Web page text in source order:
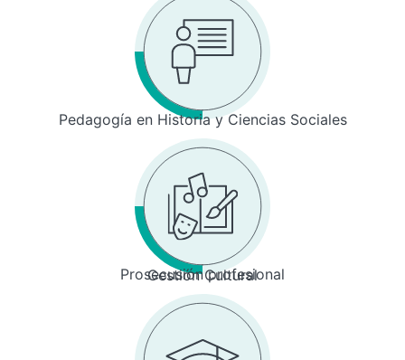
Pedagogía en Historia y Ciencias Sociales
Prosecusión profesional
Gestión Cultural